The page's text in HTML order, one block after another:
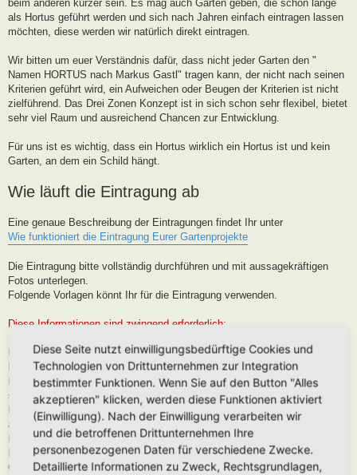
beim anderen kürzer sein. Es mag auch Gärten geben, die schon lange
als Hortus geführt werden und sich nach Jahren einfach eintragen lassen
möchten, diese werden wir natürlich direkt eintragen.
Wir bitten um euer Verständnis dafür, dass nicht jeder Garten den "
Namen HORTUS nach Markus Gastl" tragen kann, der nicht nach seinen
Kriterien geführt wird, ein Aufweichen oder Beugen der Kriterien ist nicht
zielführend. Das Drei Zonen Konzept ist in sich schon sehr flexibel, bietet
sehr viel Raum und ausreichend Chancen zur Entwicklung.
Für uns ist es wichtig, dass ein Hortus wirklich ein Hortus ist und kein
Garten, an dem ein Schild hängt.
Wie läuft die Eintragung ab
Eine genaue Beschreibung der Eintragungen findet Ihr unter
Wie funktioniert die Eintragung Eurer Gartenprojekte
Die Eintragung bitte vollständig durchführen und mit aussagekräftigen
Fotos unterlegen.
Folgende Vorlagen könnt Ihr für die Eintragung verwenden.
Diese Informationen sind zwingend erforderlich:
Hortus-Name:
Bedeutung des Hortus-Namens:
Dein Name:(Muss kein Realnamen sein, kann auch Euer Forenname
sein)
Postleitzahl (oder franz. Region):Brauche ich für die Karteneintrag, wird
aber nur in der Nähe, niemals Punktgenau platziert
Hortus-Ort:wie PLZ
Hortus-Land:
Größe in m2:
Diese Seite nutzt einwilligungsbedürftige Cookies und
Technologien von Drittunternehmen zur Integration
bestimmter Funktionen. Wenn Sie auf den Button "Alles
akzeptieren" klicken, werden diese Funktionen aktiviert
(Einwilligung). Nach der Einwilligung verarbeiten wir
und die betroffenen Drittunternehmen Ihre
personenbezogenen Daten für verschiedene Zwecke.
Detaillierte Informationen zu Zweck, Rechtsgrundlagen,